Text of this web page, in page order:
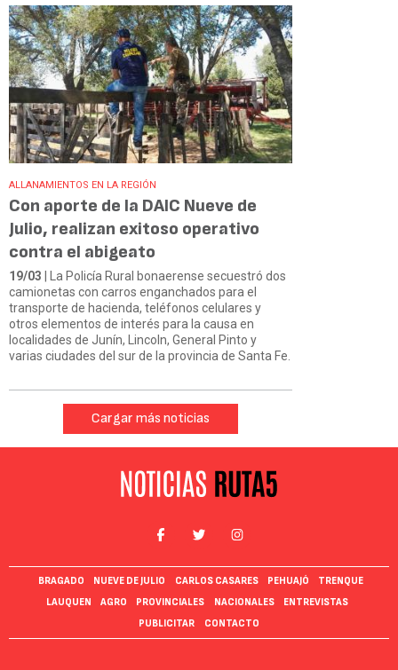
ALLANAMIENTOS EN LA REGIÓN
Con aporte de la DAIC Nueve de
Julio, realizan exitoso operativo
contra el abigeato
19/03 | La Policía Rural bonaerense secuestró dos
camionetas con carros enganchados para el
transporte de hacienda, teléfonos celulares y
otros elementos de interés para la causa en
localidades de Junín, Lincoln, General Pinto y
varias ciudades del sur de la provincia de Santa Fe.
Cargar más noticias
BRAGADO NUEVE DE JULIO CARLOS CASARES PEHUAJÓ
TRENQUE
LAUQUEN
AGRO PROVINCIALES NACIONALES
ENTREVISTAS
PUBLICITAR
CONTACTO